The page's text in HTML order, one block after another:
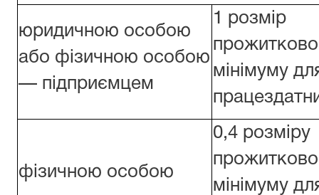
юридичною особою
або фізичною особою
— підприємцем
1 розмір
мінімуму
фізичною особою
0,4 розміру
мінімуму